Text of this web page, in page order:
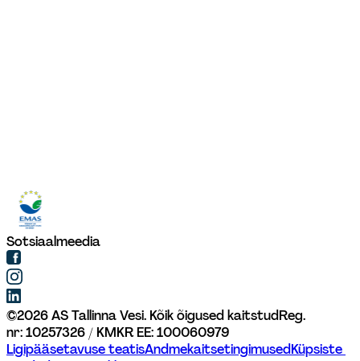
Sotsiaalmeedia
©2026AS Tallinna Vesi. Kõik õigused kaitstudReg.
nr: 10257326 / KMKR EE: 100060979
Ligipääsetavuse teatisAndmekaitsetingimusedKüpsiste